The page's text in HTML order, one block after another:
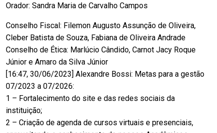
Orador: Sandra Maria de Carvalho Campos
Conselho Fiscal: Filemon Augusto Assunção de Oliveira,
Cleber Batista de Souza, Fabiana de Oliveira Andrade
Conselho de Ética: Marlúcio Cândido, Carnot Jacy Roque
Júnior e Amaro da Silva Júnior
[16:47, 30/06/2023] Alexandre Bossi: Metas para a gestão
07/2023 a 07/2026:
1 – Fortalecimento do site e das redes sociais da
instituição;
2 – Criação de agenda de cursos virtuais e presenciais,